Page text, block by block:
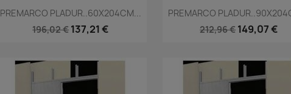
 Vista rápida
PREMARCO PLADUR..60X204CM...
196,02 € 137,21 €
 Vista rápida
PREMARCO
212,96 € 149,07 €